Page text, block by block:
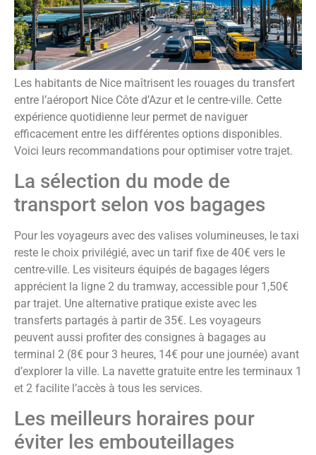
Les habitants de Nice maîtrisent les rouages du transfert
entre l’aéroport Nice Côte d’Azur et le centre-ville. Cette
expérience quotidienne leur permet de naviguer
efficacement entre les différentes options disponibles.
Voici leurs recommandations pour optimiser votre trajet.
La sélection du mode de
transport selon vos bagages
Pour les voyageurs avec des valises volumineuses, le taxi
reste le choix privilégié, avec un tarif fixe de 40€ vers le
centre-ville. Les visiteurs équipés de bagages légers
apprécient la ligne 2 du tramway, accessible pour 1,50€
par trajet. Une alternative pratique existe avec les
transferts partagés à partir de 35€. Les voyageurs
peuvent aussi profiter des consignes à bagages au
terminal 2 (8€ pour 3 heures, 14€ pour une journée) avant
d’explorer la ville. La navette gratuite entre les terminaux 1
et 2 facilite l’accès à tous les services.
Les meilleurs horaires pour
éviter les embouteillages